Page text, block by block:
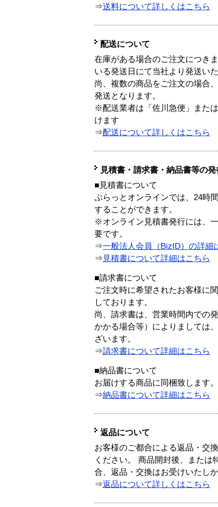
⇒送料について詳しくはこちら
配送について
在庫がある場合のご注文につき
いる発送日にて当社より発送い
尚、複数の商品をご注文の場合
発送となります。
※配送業者は「佐川急便」また
けます
⇒配送について詳しくはこちら
見積書・請求書・納品書等の
■見積書について
ぷらっとオンラインでは、24時
することができます。
※オンライン見積書発行には、
要です。
⇒一般法人会員（BizID）の詳細
⇒ 見積書について詳細はこちら
■請求書について
ご注文時に希望されたお客様に
しております。
尚、請求書は、営業時間内での
かかる場合等）によりましては
ざいます。
⇒請求書について詳細はこちら
■納品書について
お届けする商品に同梱致します。
⇒納品書について詳細はこちら
返品について
お客様のご都合による返品・交
ください。 商品開封後、または
合、返品・交換はお受けいたし
⇒返品について詳しくはこちら